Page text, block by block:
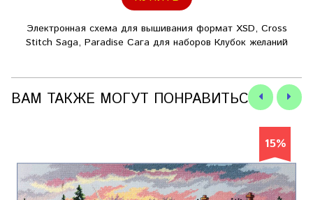
Электронная схема для вышивания формат XSD, Cross
Stitch Saga, Paradise Сага для наборов Клубок желаний
ВАМ ТАКЖЕ МОГУТ ПОНРАВИТЬСЯ
15%